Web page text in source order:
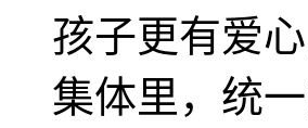
孩子更有爱
集体里，统